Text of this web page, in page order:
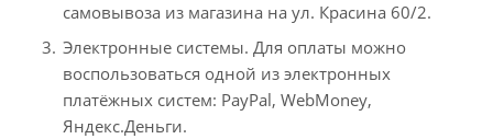
самовывоза из магазина на ул. Красина 60/2.
Электронные системы. Для оплаты можно
воспользоваться одной из электронных
платёжных систем: PayPal, WebMoney,
Яндекс.Деньги.